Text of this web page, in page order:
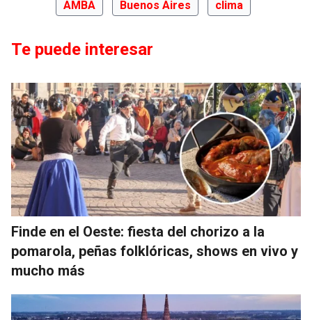
AMBA Buenos Aires clima
Te puede interesar
Finde en el Oeste: fiesta del chorizo a la
pomarola, peñas folklóricas, shows en vivo y
mucho más